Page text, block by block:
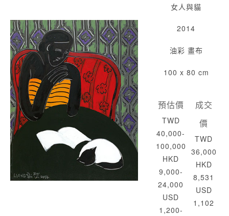
女人與貓
2014
油彩 畫布
100 x 80 cm
預估價
TWD
40,000-
100,000
HKD
9,000-
24,000
USD
1,200-
成交
價
TWD
36,000
HKD
8,531
USD
1,102